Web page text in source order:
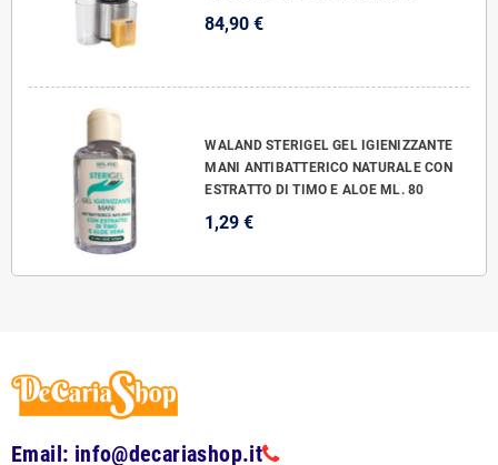
84,90 €
WALAND STERIGEL GEL IGIENIZZANTE
MANI ANTIBATTERICO NATURALE CON
ESTRATTO DI TIMO E ALOE ML. 80
1,29 €
Email: info@decariashop.it